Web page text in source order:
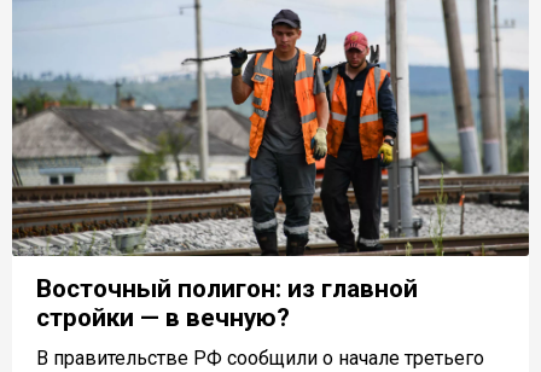
Восточный полигон: из главной
стройки — в вечную?
В правительстве РФ сообщили о начале третьего